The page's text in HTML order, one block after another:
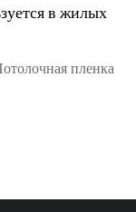
Что делает
Руководство